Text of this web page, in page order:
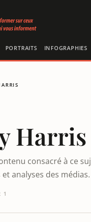
PORTRAITS INFOGRAPHIES
Harris
consacré à ce
analyses des médias.
1